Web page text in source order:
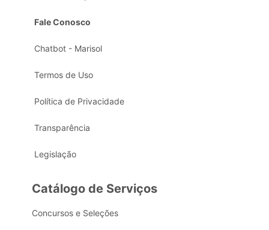
Fale Conosco
Chatbot - Marisol
Termos de Uso
Política de Privacidade
Transparência
Legislação
Catálogo de Serviços
Concursos e Seleções